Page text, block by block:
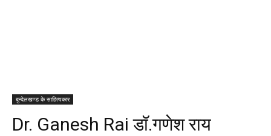
बुन्देलखण्ड के साहित्यकार
Dr. Ganesh Rai डॉ.गणेश राय